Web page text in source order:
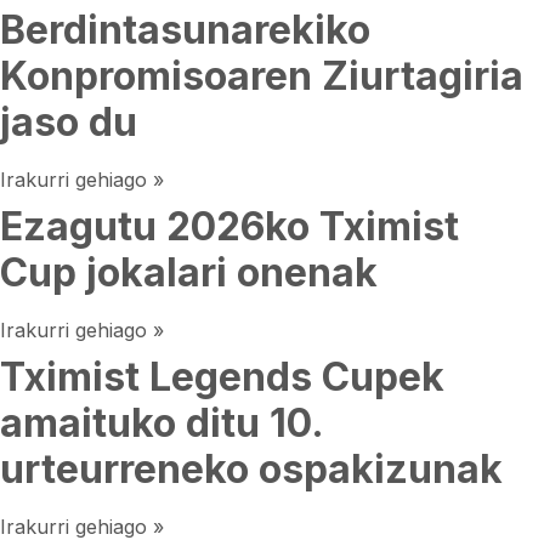
Berdintasunarekiko
Konpromisoaren Ziurtagiria
jaso du
Irakurri gehiago »
Ezagutu 2026ko Tximist
Cup jokalari onenak
Irakurri gehiago »
Tximist Legends Cupek
amaituko ditu 10.
urteurreneko ospakizunak
Irakurri gehiago »